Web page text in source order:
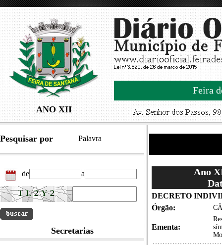
ANO XII
Feira
Pesquisar por Palavra
de a
Secretarias
Ano
DECRETO
Órgão:
Ementa: